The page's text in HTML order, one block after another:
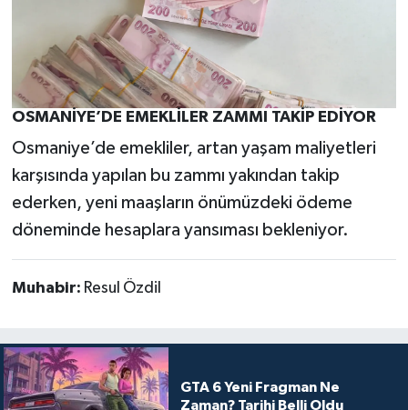
OSMANİYE’DE EMEKLİLER ZAMMI TAKİP EDİYOR
Osmaniye’de emekliler, artan yaşam maliyetleri
karşısında yapılan bu zammı yakından takip
ederken, yeni maaşların önümüzdeki ödeme
döneminde hesaplara yansıması bekleniyor.
Muhabir: Resul Özdil
GTA 6 Yeni Fragman Ne
Zaman? Tarihi Belli Oldu